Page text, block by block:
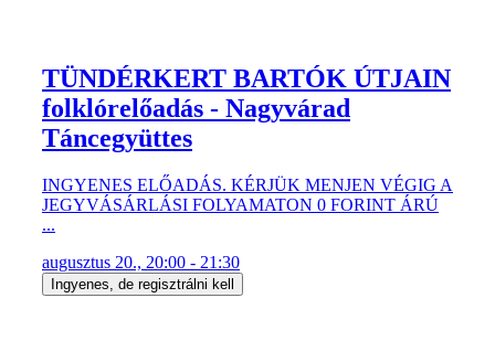
TÜNDÉRKERT BARTÓK ÚTJAIN
folklórelőadás - Nagyvárad
Táncegyüttes
INGYENES ELŐADÁS. KÉRJÜK MENJEN VÉGIG A
JEGYVÁSÁRLÁSI FOLYAMATON 0 FORINT ÁRÚ
...
augusztus 20., 20:00 - 21:30
Ingyenes, de regisztrálni kell